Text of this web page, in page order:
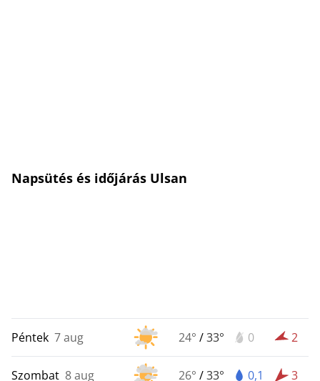
Napsütés és időjárás Ulsan
Péntek 7 aug 24° /33° 0 2
Szombat 8 aug 26° /33° 0,1 3